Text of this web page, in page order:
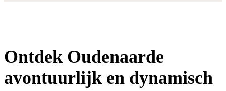
Ontdek Oudenaarde
avontuurlijk en dynamisch